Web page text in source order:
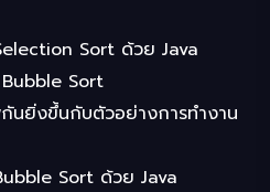
Sort ด้วย Java
Sort
นยิ่งขึ้นกับตัวอย่างการทำงาน
Sort ด้วย Java